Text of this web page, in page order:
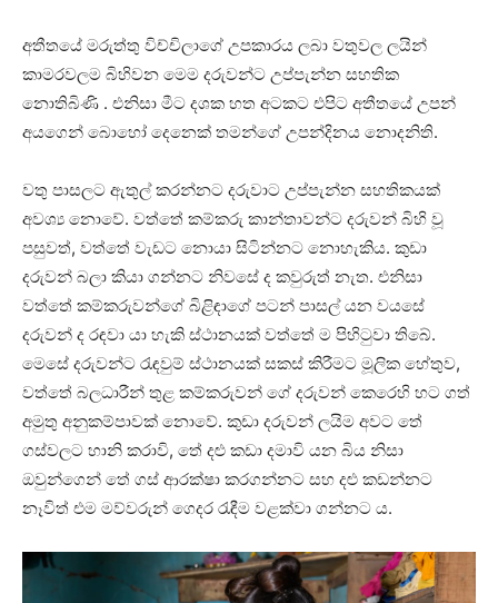
අතීතයේ මරුත්තු විච්චිලාගේ උපකාරය ලබා වතුවල ලයින්
කාමරවලම බිහිවන මෙම දරුවන්ට උප්පැන්න සහතික
නොතිබිණි . එනිසා මීට දශක හත අටකට එපිට අතීතයේ උපන්
අයගෙන් බොහෝ දෙනෙක් තමන්ගේ උපන්දිනය නොදනිති.
වතු පාසලට ඇතුල් කරන්නට දරුවාට උප්පැන්න සහතිකයක්
අවශ්‍ය නොවේ. වත්තේ කම්කරු කාන්තාවන්ට දරුවන් බිහි වූ
පසුවත්, වත්තේ වැඩට නොයා සිටින්නට නොහැකිය. කුඩා
දරුවන් බලා කියා ගන්නට නිවසේ ද කවුරුත් නැත. එනිසා
වත්තේ කම්කරුවන්ගේ බිළිඳාගේ පටන් පාසල් යන වයසේ
දරුවන් ද රඳවා යා හැකි ස්ථානයක් වත්තේ ම පිහිටුවා තිබේ.
මෙසේ දරුවන්ට රැඳවුම් ස්ථානයක් සකස් කිරීමට මූලික හේතුව,
වත්තේ බලධාරීන් තුළ කම්කරුවන් ගේ දරුවන් කෙරෙහි හට ගත්
අමුතු අනුකම්පාවක් නොවේ. කුඩා දරුවන් ලයිම අවට තේ
ගස්වලට හානි කරාවි, තේ දළු කඩා දමාවි යන බිය නිසා
ඔවුන්ගෙන් තේ ගස් ආරක්ෂා කරගන්නට සහ දළු කඩන්නට
නෑවිත් එම මව්වරුන් ගෙදර රැඳීම වළක්වා ගන්නට ය.